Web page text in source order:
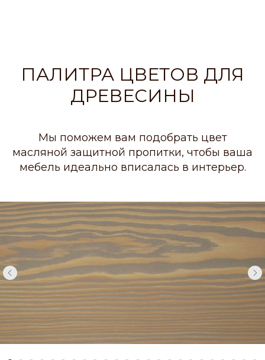
ПАЛИТРА ЦВЕТОВ ДЛЯ
ДРЕВЕСИНЫ
Мы поможем вам подобрать цвет
масляной защитной пропитки, чтобы ваша
мебель идеально вписалась в интерьер.